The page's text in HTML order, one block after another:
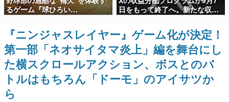
ど。多くの人々に読まれた、電ファミ渾身の“殿堂入り”記
事をまとめました。
ゲームの企画書
名作ゲームクリエイターの方々に製作時のエピソードをお
聞きし、ヒットする企画（ゲーム）とは何か？を探ってい
きます。
赫本
この物語を解いてはいけない。『赫本』は、〈試験問題〉
るゲーム『球ひろい
Simulator』が「1件」のウィッ
シュリストをもとにチェコ語に
対応しSNSで話題に。『キング
ダム・カム』開発元やチェコの
プロ野球選手から称賛の声
日をもって終了へ。新たな収益
化制度「Original Content
Rewards Program」を発表
『ニンジャスレイヤー』ゲーム化が決定！
第一部「ネオサイタマ炎上」編を舞台にし
た横スクロールアクション、ボスとのバ
トルはもちろん「ドーモ」のアイサツか
ら